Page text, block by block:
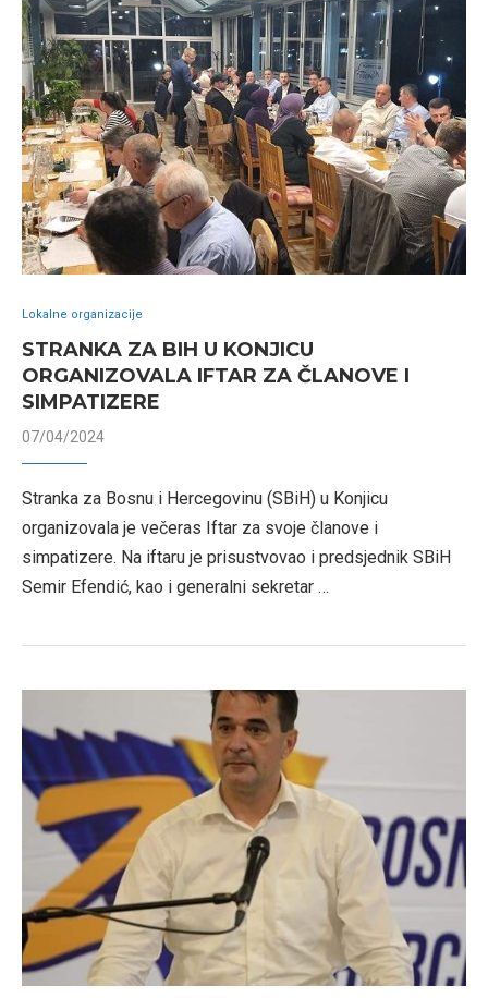
Lokalne organizacije
STRANKA ZA BIH U KONJICU
ORGANIZOVALA IFTAR ZA ČLANOVE I
SIMPATIZERE
07/04/2024
Stranka za Bosnu i Hercegovinu (SBiH) u Konjicu
organizovala je večeras Iftar za svoje članove i
simpatizere. Na iftaru je prisustvovao i predsjednik SBiH
Semir Efendić, kao i generalni sekretar …